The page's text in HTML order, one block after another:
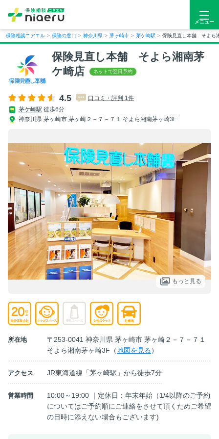
メニュー
保険相談ニアエル > 保険の窓口 > 神奈川県 > 茅ヶ崎市 > 茅ケ崎駅 > 保険見直し本舗 そよら
保険見直し本舗 そよら湘南茅
ケ崎店
4.5
口コミ・評判 1件
茅ケ崎駅 徒歩6分
神奈川県 茅ヶ崎市 茅ヶ崎２－７－７１ そよら湘南茅ヶ崎3F
もっと見る
所在地
〒253-0041 神奈川県 茅ヶ崎市 茅ヶ崎２－７－７１
そよら湘南茅ヶ崎3F（地図を見る）
アクセス JR東海道線「茅ヶ崎駅」から徒歩7分
営業時間
10:00～19:00 ｜定休日：年末年始（1/4以降のご予約
についてはご予約順にご連絡をさせて頂くためご希望
の日時に添えない場合もございます)